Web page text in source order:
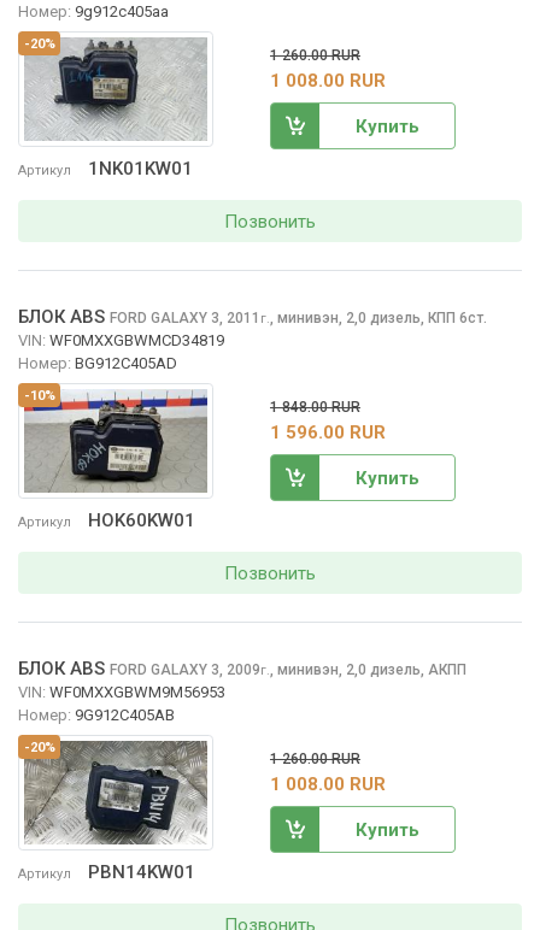
-20%
Артикул 1NK01KW01
Номер: 9g912c405aa
1 260.00 RUR
1 008.00 RUR
Купить
Позвонить
-10%
Артикул HOK60KW01
БЛОК ABS FORD GALAXY 3, 2011 г. минивэн, 2,0 дизель, КПП 6ст.
VIN: WF0MXXGBWMCD34819
Номер: BG912C405AD
1 848.00 RUR
1 596.00 RUR
Купить
Позвонить
-20%
Артикул PBN14KW01
БЛОК ABS FORD GALAXY 3, 2009г., минивэн, 2,0 дизель, АКПП
VIN: WF0MXXGBWM9M56953
Номер: 9G912C405AB
1 260.00 RUR
1 008.00 RUR
Купить
Позвонить